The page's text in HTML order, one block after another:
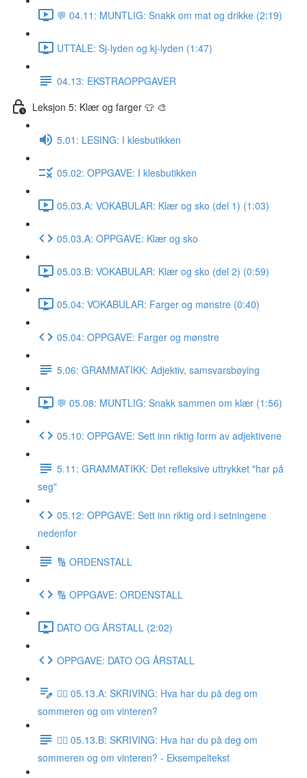
💬 04.11: MUNTLIG: Snakk om mat og drikke (2:19)
UTTALE: Sj-lyden og kj-lyden (1:47)
04.13: EKSTRAOPPGAVER
Leksjon 5: Klær og farger 👕 🎨
5.01: LESING: I klesbutikken
05.02: OPPGAVE: I klesbutikken
05.03.A: VOKABULAR: Klær og sko (del 1) (1:03)
05.03.A: OPPGAVE: Klær og sko
05.03.B: VOKABULAR: Klær og sko (del 2) (0:59)
05.04: VOKABULAR: Farger og mønstre (0:40)
05.04: OPPGAVE: Farger og mønstre
5.06: GRAMMATIKK: Adjektiv, samsvarsbøying
💬 05.08: MUNTLIG: Snakk sammen om klær (1:56)
05.10: OPPGAVE: Sett inn riktig form av adjektivene
5.11: GRAMMATIKK: Det refleksive uttrykket "har på
seg"
05.12: OPPGAVE: Sett inn riktig ord i setningene
nedenfor
🔢 ORDENSTALL
🔢 OPPGAVE: ORDENSTALL
DATO OG ÅRSTALL (2:02)
OPPGAVE: DATO OG ÅRSTALL
✍🏼 05.13.A: SKRIVING: Hva har du på deg om
sommeren og om vinteren?
✍🏼 05.13.B: SKRIVING: Hva har du på deg om
sommeren og om vinteren? - Eksempeltekst